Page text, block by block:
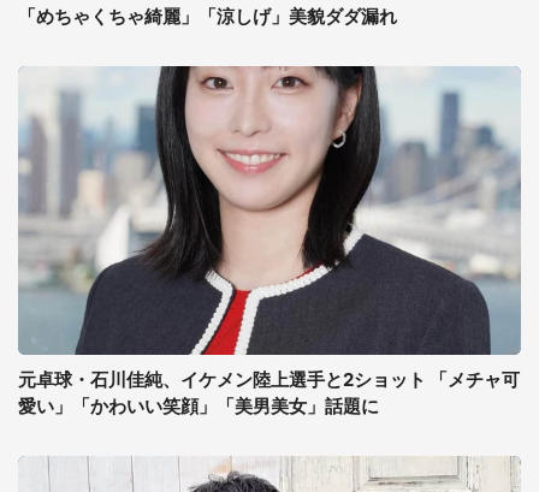
「めちゃくちゃ綺麗」「涼しげ」美貌ダダ漏れ
元卓球・石川佳純、イケメン陸上選手と2ショット 「メチャ可
愛い」「かわいい笑顔」「美男美女」話題に